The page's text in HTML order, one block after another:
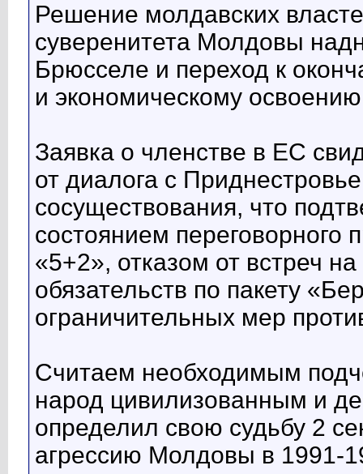
Решение молдавских
суверенитета Молдовы
Брюсселе и переход к
и экономическому
Заявка о членстве в ЕС
от диалога с
сосуществования, что
состоянием
«5+2», отказом от встреч
обязательств по пакету
ограничительных мер
Считаем необходимым
народ цивилизованным и
определил свою судьбу 2
агрессию Молдовы в 1991-